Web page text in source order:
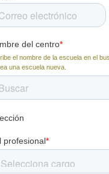
del centro*
el nombre de la escuela en el
una escuela nueva.
profesional*